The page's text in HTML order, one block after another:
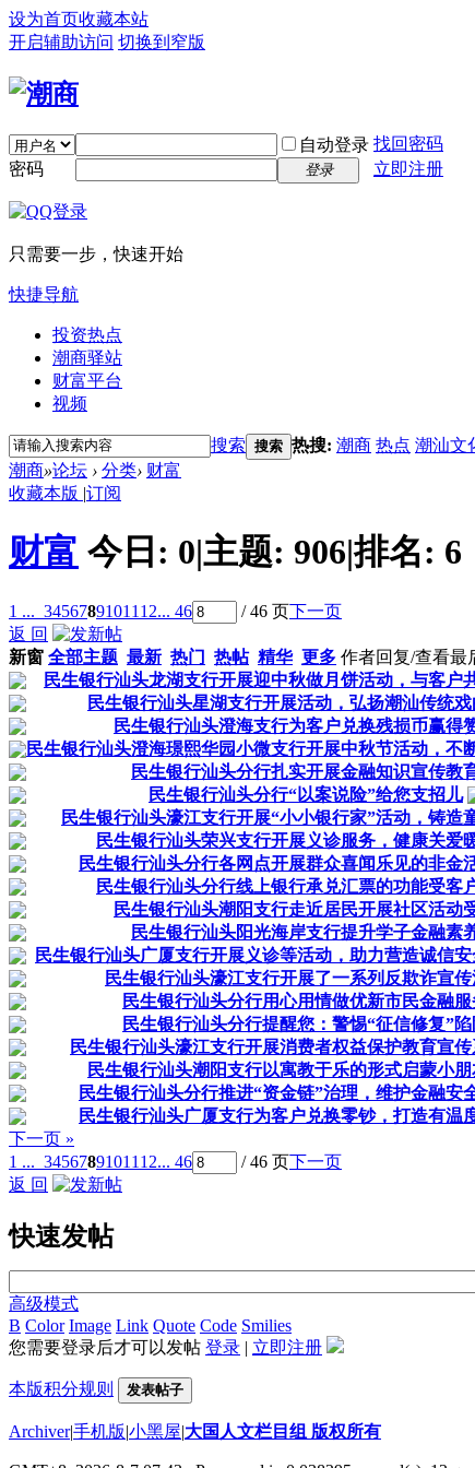
设为首页收藏本站
开启辅助访问 切换到窄版
自动登录 找回密码
密码
登录 立即注册
只需要一步，快速开始
快捷导航
投资热点
潮商驿站
财富平台
视频
搜索 搜索 热搜: 潮商 热点 潮汕文
潮商»论坛 › 分类› 财富
收藏本版 |订阅
财富 今日: 0|主题: 906|排名: 6
1 ... 34567891011 12... 46 / 46 页下一页
返 回
新窗 全部主题 最新 热门 热帖 精华 更多 作者回复/查看最
民生银行汕头龙湖支行开展迎中秋做月饼活动，与客户
民生银行汕头星湖支行开展活动，弘扬潮汕传统
民生银行汕头澄海支行为客户兑换残损币赢得
民生银行汕头澄海璟熙华园小微支行开展中秋节活动，不
民生银行汕头分行扎实开展金融知识宣传教
民生银行汕头分行“以案说险”给您支招儿
民生银行汕头濠江支行开展“小小银行家”活动，铸造
民生银行汕头荣兴支行开展义诊服务，健康关爱
民生银行汕头分行各网点开展群众喜闻乐见的非金
民生银行汕头分行线上银行承兑汇票的功能受客
民生银行汕头潮阳支行走近居民开展社区活动
民生银行汕头阳光海岸支行提升学子金融素
民生银行汕头广厦支行开展义诊等活动，助力营造诚信
民生银行汕头濠江支行开展了一系列反欺诈宣
民生银行汕头分行用心用情做优新市民金融服
民生银行汕头分行提醒您：警惕“征信修复”
民生银行汕头濠江支行开展消费者权益保护教育宣
民生银行汕头潮阳支行以寓教于乐的形式启蒙小
民生银行汕头分行推进“资金链”治理，维护金融安
民生银行汕头广厦支行为客户兑换零钞，打造有温
下一页 »
1 ... 34567891011 12... 46 / 46 页下一页
返 回
快速发帖
高级模式
B Color Image Link Quote Code Smilies
您需要登录后才可以发帖 登录 | 立即注册
本版积分规则 发表帖子
Archiver|手机版|小黑屋|大国人文栏目组 版权所有